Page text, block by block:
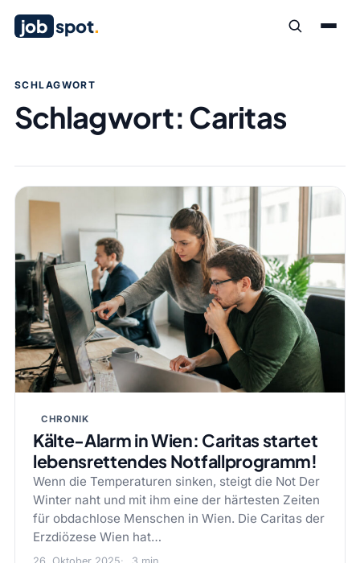
job spot.
SCHLAGWORT
Schlagwort:Caritas
CHRONIK
Kälte-Alarm in Wien: Caritas startet
lebensrettendes Notfallprogramm!
Wenn die Temperaturen sinken, steigt die Not Der
Winter naht und mit ihm eine der härtesten Zeiten
für obdachlose Menschen in Wien. Die Caritas der
Erzdiözese Wien hat…